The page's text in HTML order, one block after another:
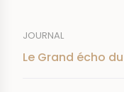
JOURNAL
Le Grand écho